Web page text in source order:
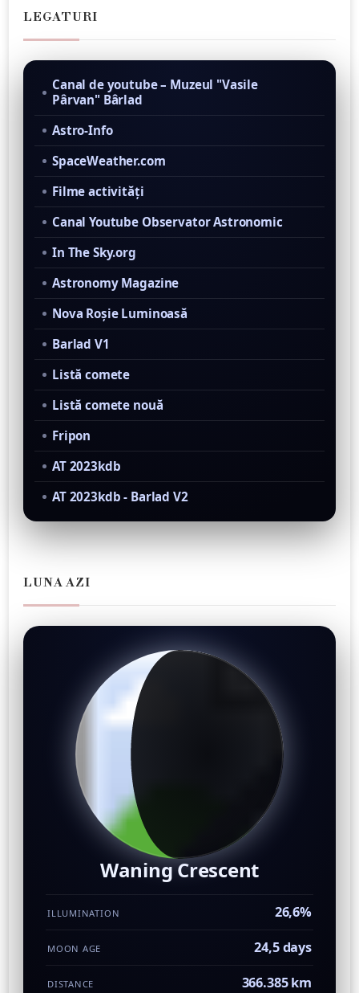
LEGATURI
Canal de youtube – Muzeul "Vasile
Pârvan" Bârlad
Astro-Info
SpaceWeather.com
Filme activităţi
Canal Youtube Observator Astronomic
In The Sky.org
Astronomy Magazine
Nova Roşie Luminoasă
Barlad V1
Listă comete
Listă comete nouă
Fripon
AT 2023kdb
AT 2023kdb - Barlad V2
LUNA AZI
Waning Crescent
ILLUMINATION 26,6%
MOON AGE 24,5 days
DISTANCE 366.385 km